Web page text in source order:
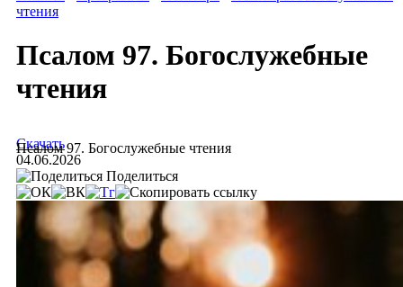
чтения
Псалом 97. Богослужебные
чтения
Псалом 97. Богослужебные чтения
Скачать
04.06.2026
Поделиться